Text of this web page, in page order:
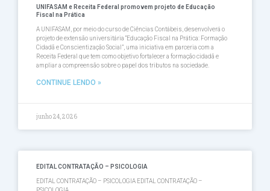
UNIFASAM e Receita Federal promovem projeto de Educação
Fiscal na Prática
A UNIFASAM, por meio do curso de Ciências Contábeis, desenvolverá o
projeto de extensão universitária “Educação Fiscal na Prática: Formação
Cidadã e Conscientização Social”, uma iniciativa em parceria com a
Receita Federal que tem como objetivo fortalecer a formação cidadã e
ampliar a compreensão sobre o papel dos tributos na sociedade.
CONTINUE LENDO »
junho 24, 2026
EDITAL CONTRATAÇÃO – PSICOLOGIA
EDITAL CONTRATAÇÃO – PSICOLOGIA EDITAL CONTRATAÇÃO –